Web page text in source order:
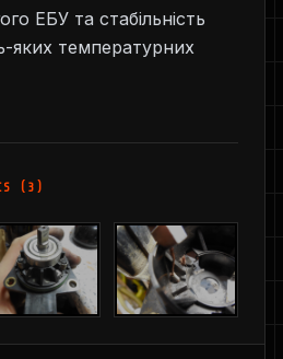
ЕБУ та стабільність
яких температурних
(3)